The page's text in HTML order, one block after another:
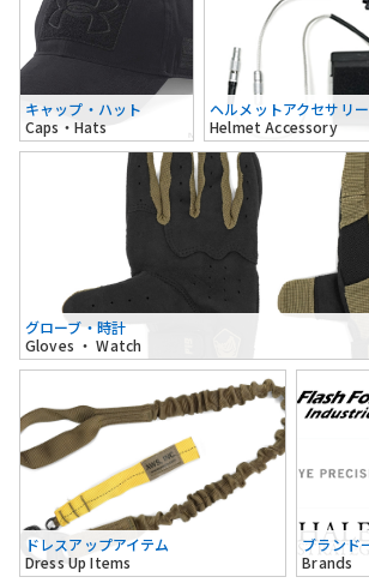
キャップ・ハット
Caps・Hats
ヘルメットアクセサリー
Helmet Accessory
グローブ・時計
Gloves ・ Watch
ドレスアップアイテム
Dress Up Items
ブランド
Brands